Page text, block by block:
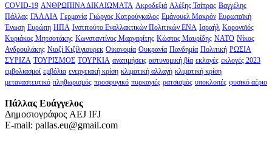
COVID-19 ΑΝΘΡΩΠΙΝΑ ΔΙΚΑΙΩΜΑΤΑ Ακροδεξιά Αλέξης Τσίπρας Βαγγέλης
Πάλλας ΓΑΛΛΙΑ Γερμανία Γιώργος Κατρούγκαλος Εμάνουελ Μακρόν Ευρωπαϊκή
Ένωση Ευρώπη ΗΠΑ Ινστιτούτο Εναλλακτικών Πολιτικών ΕΝΑ Ισραήλ Κορονοϊός
Κυριάκος Μητσοτάκης Κωνσταντίνος Μαργαρίτης Κώστας Μαυρίδης ΝΑΤΟ Νίκος
Ανδρουλάκης Νιαζί Κιζίλγιουρεκ Οικονομία Ουκρανία Πανδημία Πολιτική ΡΩΣΙΑ
ΣΥΡΙΖΑ ΤΟΥΡΙΣΜΟΣ ΤΟΥΡΚΙΑ ανατιμήσεις αστυνομική βία εκλογές εκλογές 2023
εμβολιασμοί εμβόλια ενεργειακή κρίση κλιματική αλλαγή κλιματική κρίση
μεταναστευτικό πληθωρισμός προσφυγικό πυρκαγιές ρατσισμός υποκλοπές φυσικό αέριο
Πάλλας Ευάγγελος
Δημοσιογράφος AEJ ΙFJ
E-mail: pallas.eu@gmail.com